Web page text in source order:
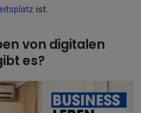
ist.
von digitalen
es?